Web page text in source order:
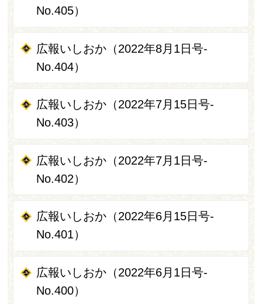
No.405）
広報いしおか（2022年8月1日号-
No.404）
広報いしおか（2022年7月15日号-
No.403）
広報いしおか（2022年7月1日号-
No.402）
広報いしおか（2022年6月15日号-
No.401）
広報いしおか（2022年6月1日号-
No.400）